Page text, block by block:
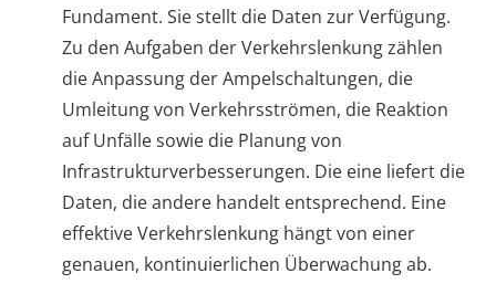
Fundament. Sie stellt die Daten zur Verfügung.
Zu den Aufgaben der Verkehrslenkung zählen
die Anpassung der Ampelschaltungen, die
Umleitung von Verkehrsströmen, die Reaktion
auf Unfälle sowie die Planung von
Infrastrukturverbesserungen. Die eine liefert die
Daten, die andere handelt entsprechend. Eine
effektive Verkehrslenkung hängt von einer
genauen, kontinuierlichen Überwachung ab.